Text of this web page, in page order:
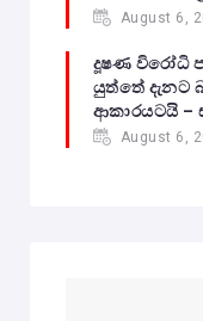
August 6,
දූෂණ විරෝධි
යුත්තේ දැනට
ආකාරයටයි –
August 6,